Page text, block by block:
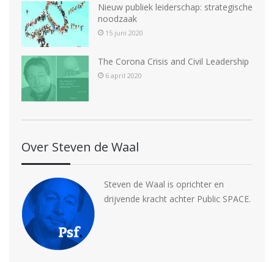
Nieuw publiek leiderschap: strategische
noodzaak
15 juni 2020
The Corona Crisis and Civil Leadership
6 april 2020
Over Steven de Waal
Steven de Waal is oprichter en
drijvende kracht achter Public SPACE.